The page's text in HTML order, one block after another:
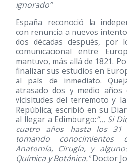
ignorado”
España reconoció la
con renuncia a nuevos
dos décadas después, por
comunicacional entre
mantuvo, más allá de 1821.
finalizar sus estudios en
al país de inmediato.
atrasado dos y medio
vicisitudes del terremoto y
República; escribió en su
al llegar a Edimburgo:”... Si
cuatro años hasta los
tomando
Anatomía, Cirugía, y
Química y Botánica.”Doctor